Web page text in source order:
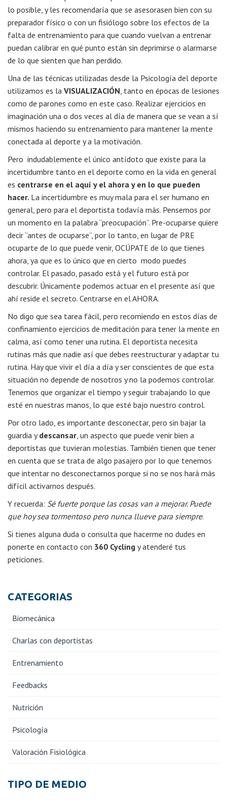
lo posible, y les recomendaría que se asesorasen bien con su
preparador físico o con un fisiólogo sobre los efectos de la
falta de entrenamiento para que cuando vuelvan a entrenar
puedan calibrar en qué punto están sin deprimirse o alarmarse
de lo que sienten que han perdido.
Una de las técnicas utilizadas desde la Psicología del deporte
utilizamos es la VISUALIZACIÓN , tanto en épocas de lesiones
como de parones como en este caso. Realizar ejercicios en
imaginación una o dos veces al día de manera que se vean a sí
mismos haciendo su entrenamiento para mantener la mente
conectada al deporte y a la motivación.
Pero indudablemente el único antídoto que existe para la
incertidumbre tanto en el deporte como en la vida en general
es centrarse en el aquí y el ahora y en lo que pueden
hacer. La incertidumbre es muy mala para el ser humano en
general, pero para el deportista todavía más. Pensemos por
un momento en la palabra “preocupación”. Pre-ocuparse quiere
decir “antes de ocuparse”, por lo tanto, en lugar de PRE
ocuparte de lo que puede venir, OCÚPATE de lo que tienes
ahora, ya que es lo único que en cierto modo puedes
controlar. El pasado, pasado está y el futuro está por
descubrir. Únicamente podemos actuar en el presente así que
ahí reside el secreto. Centrarse en el AHORA.
No digo que sea tarea fácil, pero recomiendo en estos días de
confinamiento ejercicios de meditación para tener la mente en
calma, así como tener una rutina. El deportista necesita
rutinas más que nadie así que debes reestructurar y adaptar tu
rutina. Hay que vivir el día a día y ser conscientes de que esta
situación no depende de nosotros y no la podemos controlar.
Tenemos que organizar el tiempo y seguir trabajando lo que
esté en nuestras manos, lo que esté bajo nuestro control.
Por otro lado, es importante desconectar, pero sin bajar la
guardia ydescansar , un aspecto que puede venir bien a
deportistas que tuvieran molestias. También tienen que tener
en cuenta que se trata de algo pasajero por lo que tenemos
que intentar no desconectarnos porque si no se nos hará más
difícil activarnos después.
Y recuerda: Sé fuerte porque las cosas van a mejorar. Puede
que hoy sea tormentoso pero nunca llueve para siempre.
Si tienes alguna duda o consulta que hacerme no dudes en
ponerte en contacto con 360 Cycling y atenderé tus
peticiones.
CATEGORIAS
Biomecánica
Charlas con deportistas
Entrenamiento
Feedbacks
Nutrición
Psicología
Valoración Fisiológica
TIPO DE MEDIO